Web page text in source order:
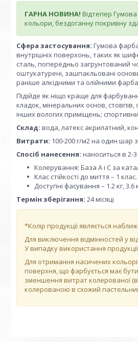
ГАРНА НОВИНА! Відтепер
кольори, бездоганну покривну
Сфера застосування: Гумова
внутрішніх поверхонь, таких як
сталь, попередньо загрунтований
оштукатурені, зашпакльовані
раніше алкідними та олійними
Підійде як ніщо краще для
кладок, мінеральних основ,
інших вологих приміщень;
Склад: вода, латекс акрилатний,
Витрати: 100-200 г/м2 на один шар
Спосіб нанесення: наноситься в
Колерування: База А і С за
Клас стійкості до миття – 1 клас.
Доступні фасування – 1.2 кг, 3.6
Термін зберігання: 24 місяці
*Колір продукції являється
Для виключення відмінностей у
У випадку використання
Для отримання насичених
поверхня, що фарбується має
зменшення витрат колерованої
колерованою в схожий пастельний